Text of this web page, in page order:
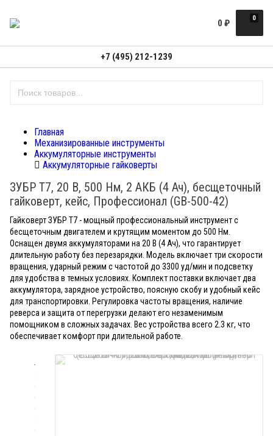
0
0 ₽
+7 (495) 212-1239
Главная
Механизированные инструменты
Аккумуляторные инструменты
Аккумуляторные гайковерты
ЗУБР Т7, 20 В, 500 Нм, 2 АКБ (4 Ач), бесщеточный
гайковерт, кейс, Профессионал (GB-500-42)
Гайковерт ЗУБР Т7 - мощный профессиональный инструмент с
бесщеточным двигателем и крутящим моментом до 500 Нм.
Оснащен двумя аккумуляторами на 20 В (4 Ач), что гарантирует
длительную работу без перезарядки. Модель включает три скорости
вращения, ударный режим с частотой до 3300 уд/мин и подсветку
для удобства в темных условиях. Комплект поставки включает два
аккумулятора, зарядное устройство, поясную скобу и удобный кейс
для транспортировки. Регулировка частоты вращения, наличие
реверса и защита от перегрузки делают его незаменимым
помощником в сложных задачах. Вес устройства всего 2.3 кг, что
обеспечивает комфорт при длительной работе.